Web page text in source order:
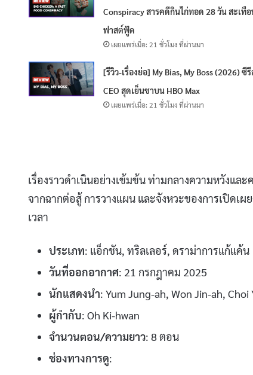
Conspiracy สารคดีกินไก่ทอด 28 วัน สะเทือ
ฟาสต์ฟู้ด
เผยแพร่เมื่อ: 21 ชั่วโมง ที่ผ่านมา
[รีวิว-เรื่องย่อ] My Bias, My Boss (2026) ซี
CEO สุดเย็นชาบน HBO Max
เผยแพร่เมื่อ: 21 ชั่วโมง ที่ผ่านมา
เรื่องราวดำเนินอย่างเข้มข้น ท่ามกลางความหวังแล
จากฉากต่อสู้ การวางแผน และจังหวะของการเปิดเ
เวลา
ประเภท: แอ็กชัน, ทริลเลอร์, ดราม่าการแก้แค้น
วันที่ออกอากาศ: 21 กรกฎาคม 2025
นักแสดงนำ: Yum Jung-ah, Won Jin-ah,
ผู้กำกับ: Oh Ki-hwan
จำนวนตอน/ความยาว: 8 ตอน
ช่องทางการดู: